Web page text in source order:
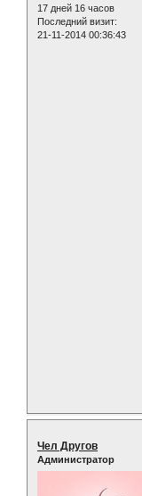
17 дней 16 часов
Последний визит:
21-11-2014 00:36:43
Чел Другов
Администратор